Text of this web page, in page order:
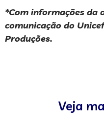
*Com informações da
comunicação do
Produções.
Veja